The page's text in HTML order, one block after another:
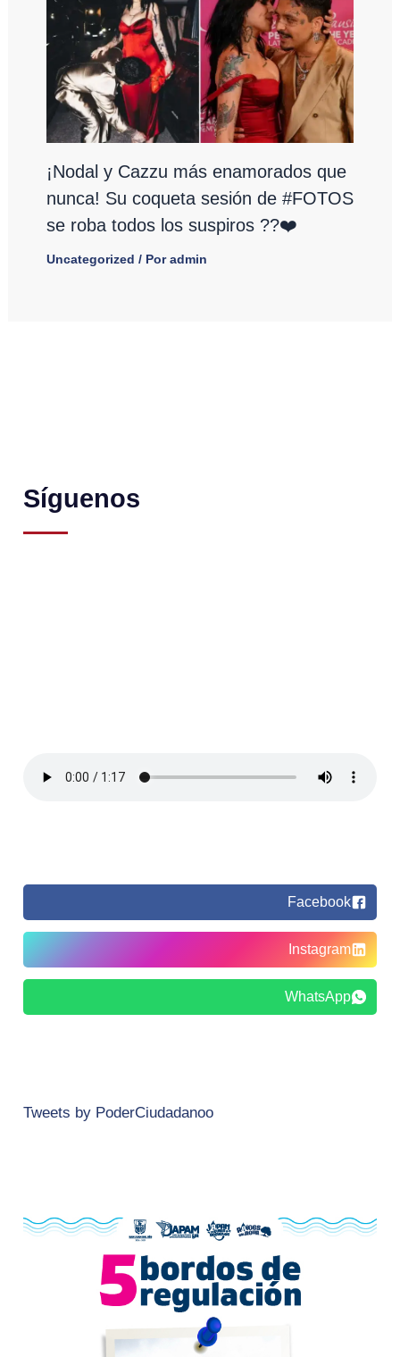
¡Nodal y Cazzu más enamorados que
nunca! Su coqueta sesión de #FOTOS
se roba todos los suspiros ??❤️
Uncategorized / Poradmin
Síguenos
Facebook
Instagram
WhatsApp
Tweets by PoderCiudadanoo